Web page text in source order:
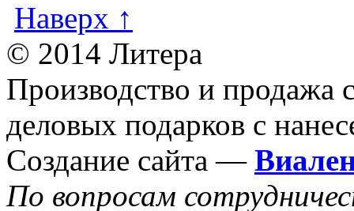
Наверх ↑
© 2014 Литера
Производство и продажа
деловых подарков с
Создание сайта —
По вопросам